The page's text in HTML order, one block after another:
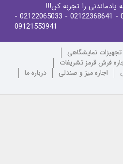
را تجربه کن!!!
- 02122368641
- 02122065033
-
09121553941
تجهیزات نمایشگاهی
فرش قرمز تشریفات
اجاره میز و صندلی
درباره ما